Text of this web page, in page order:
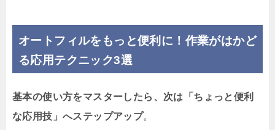
オートフィルをもっと便利に！作業がはかど
る応用テクニック3選
基本の使い方をマスターしたら、次は「ちょっと便利
な応用技」へステップアップ。